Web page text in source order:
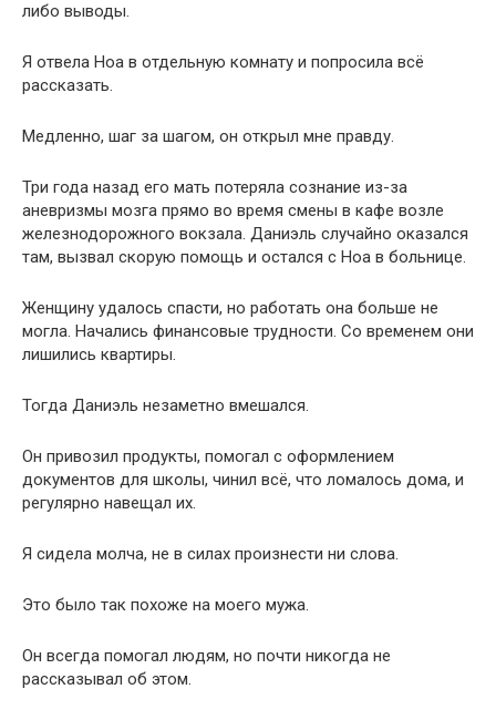
либо выводы.
Я отвела Ноа в отдельную комнату и попросила всё
рассказать.
Медленно, шаг за шагом, он открыл мне правду.
Три года назад его мать потеряла сознание из-за
аневризмы мозга прямо во время смены в кафе возле
железнодорожного вокзала. Даниэль случайно оказался
там, вызвал скорую помощь и остался с Ноа в больнице.
Женщину удалось спасти, но работать она больше не
могла. Начались финансовые трудности. Со временем они
лишились квартиры.
Тогда Даниэль незаметно вмешался.
Он привозил продукты, помогал с оформлением
документов для школы, чинил всё, что ломалось дома, и
регулярно навещал их.
Я сидела молча, не в силах произнести ни слова.
Это было так похоже на моего мужа.
Он всегда помогал людям, но почти никогда не
рассказывал об этом.